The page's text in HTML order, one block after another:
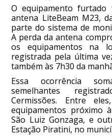
O equipamento furtado
antena LiteBeam M23,
parte do sistema de
A perda da antena
os equipamentos na
registrada pela última
também às 7h30 da
Essa ocorrência
semelhantes
Cermissões. Entre
equipamentos próximo
São Luiz Gonzaga, e
Estação Piratini, no